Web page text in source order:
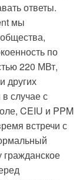
ответы.
мы
по
220 МВт,
других
случае с
CEIU и PPM
встречи с
гражданское